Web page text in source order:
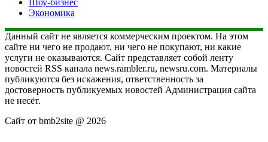
Экономика
Данный сайт не является коммерческим проектом. На этом
сайте ни чего не продают, ни чего не покупают, ни какие
услуги не оказываются. Сайт представляет собой ленту
новостей RSS канала news.rambler.ru, newsru.com. Материалы
публикуются без искажения, ответственность за
достоверность публикуемых новостей Администрация сайта
не несёт.
Сайт от bmb2site @ 2026